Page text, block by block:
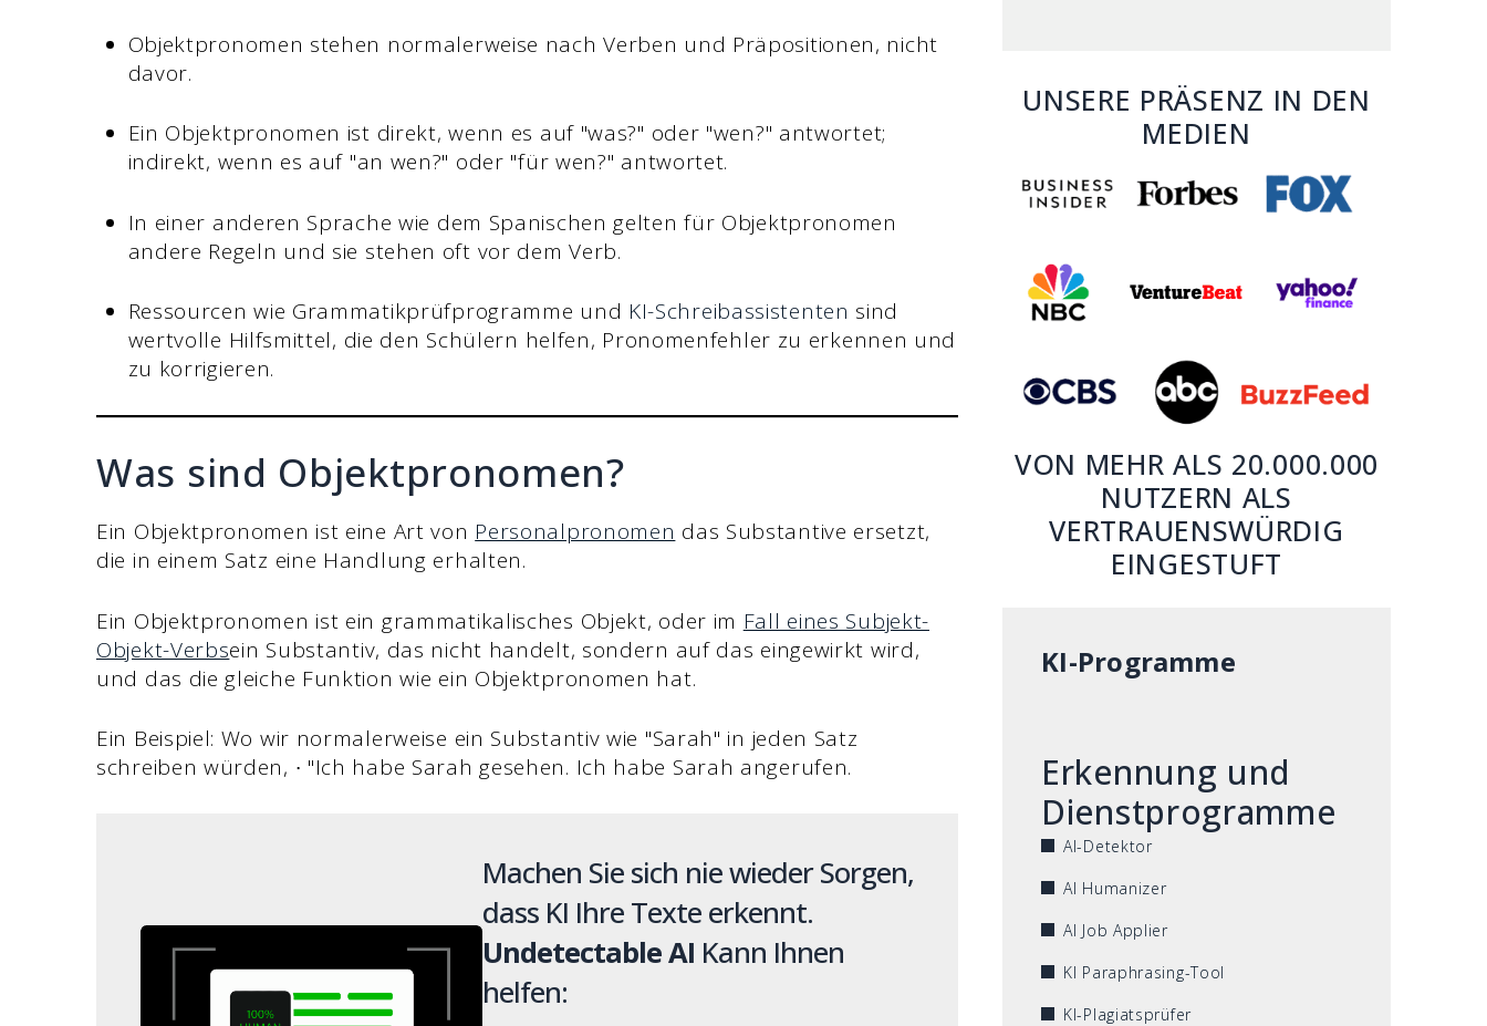
Objektpronomen stehen normalerweise nach Verben und Präpositionen, nicht
davor.
Ein Objektpronomen ist direkt, wenn es auf "was?" oder "wen?" antwortet;
indirekt, wenn es auf "an wen?" oder "für wen?" antwortet.
In einer anderen Sprache wie dem Spanischen gelten für Objektpronomen
andere Regeln und sie stehen oft vor dem Verb.
Ressourcen wie Grammatikprüfprogramme und KI-Schreibassistenten sind
wertvolle Hilfsmittel, die den Schülern helfen, Pronomenfehler zu erkennen und
zu korrigieren.
Was sind Objektpronomen?
Ein Objektpronomen ist eine Art von Personalpronomen das Substantive ersetzt,
die in einem Satz eine Handlung erhalten.
Ein Objektpronomen ist ein grammatikalisches Objekt, oder im Fall eines Subjekt-
Objekt-Verbsein Substantiv, das nicht handelt, sondern auf das eingewirkt wird,
und das die gleiche Funktion wie ein Objektpronomen hat.
Ein Beispiel: Wo wir normalerweise ein Substantiv wie "Sarah" in jeden Satz
schreiben würden, ∙ "Ich habe Sarah gesehen. Ich habe Sarah angerufen.
Machen Sie sich nie wieder Sorgen,
dass KI Ihre Texte erkennt.
Undetectable AI Kann Ihnen
helfen:
UNSERE PRÄSENZ IN DEN
MEDIEN
VON MEHR ALS 20.000.000
NUTZERN ALS
VERTRAUENSWÜRDIG
EINGESTUFT
KI-Programme
Erkennung und
Dienstprogramme
AI-Detektor
AI Humanizer
AI Job Applier
KI Paraphrasing-Tool
KI-Plagiatsprüfer